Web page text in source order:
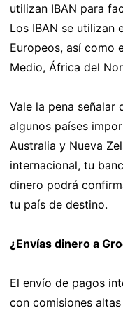
utilizan IBAN para
Los IBAN se utilizan
Europeos, así como
Medio, África del
Vale la pena señalar
algunos países
Australia y Nueva
internacional, tu
dinero podrá
tu país de destino.
¿Envías dinero a
El envío de pagos
con comisiones